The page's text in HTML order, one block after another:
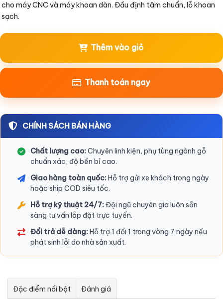
cho máy CNC và máy khoan dàn. Đầu định tâm chuẩn, lỗ khoan
Thêm vào giỏ
Thanh toán ngay
CHÍNH SÁCH BÁN HÀNG
Chất lượng cao:Chuyên linh kiện, phụ tùng ngành gỗ
chuẩn xác, độ bền bỉ cao.
Giao hàng toàn quốc:Hỗ trợ gửi xe khách trong ngày
hoặc ship COD siêu tốc.
Hỗ trợ kỹ thuật 24/7:Đội ngũ chuyên gia luôn sẵn
sàng tư vấn lắp đặt trực tuyến.
Đổi trả dễ dàng:Hỗ trợ 1 đổi 1 trong vòng 7 ngày nếu
phát sinh lỗi do nhà sản xuất.
Đặc điểm nổi bật Đánh giá